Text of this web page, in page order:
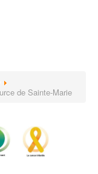
de Sainte-Marie